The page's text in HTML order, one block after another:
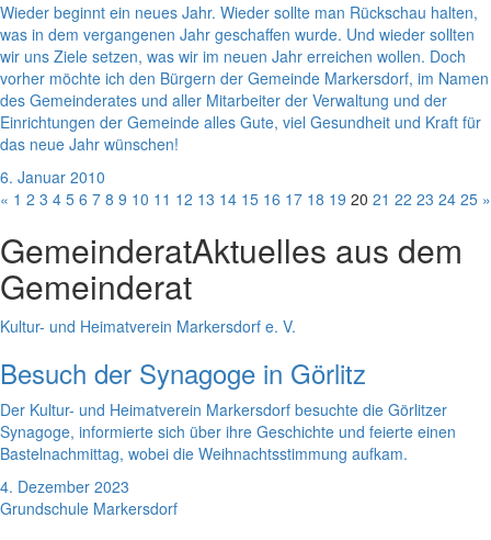
Wieder beginnt ein neues Jahr. Wieder sollte man Rückschau halten,
was in dem vergangenen Jahr geschaffen wurde. Und wieder sollten
wir uns Ziele setzen, was wir im neuen Jahr erreichen wollen. Doch
vorher möchte ich den Bürgern der Gemeinde Markersdorf, im Namen
des Gemeinderates und aller Mitarbeiter der Verwaltung und der
Einrichtungen der Gemeinde alles Gute, viel Gesundheit und Kraft für
das neue Jahr wünschen!
6. Januar 2010
« 1 2 3 4 5 6 7 8 9 10 11 12 13 14 15 16 17 18 19 20 21 22 23 24 25 »
GemeinderatAktuelles aus dem
Gemeinderat
Kultur- und Heimatverein Markersdorf e. V.
Besuch der Synagoge in Görlitz
Der Kultur- und Heimatverein Markersdorf besuchte die Görlitzer
Synagoge, informierte sich über ihre Geschichte und feierte einen
Bastelnachmittag, wobei die Weihnachtsstimmung aufkam.
4. Dezember 2023
Grundschule Markersdorf